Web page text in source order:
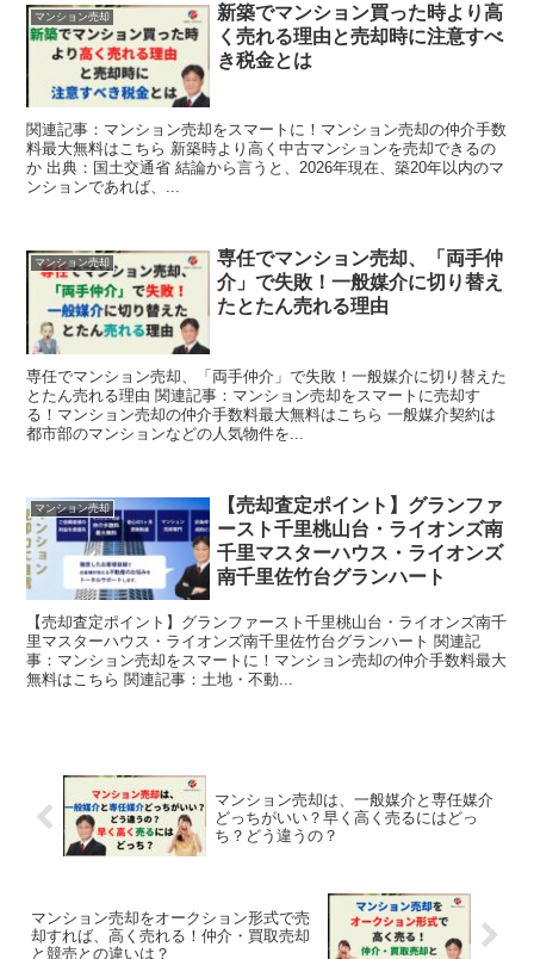
マンション売却
新築でマンション買った時より高
く売れる理由と売却時に注意すべ
き税金とは
関連記事：マンション売却をスマートに！マンション売却の仲介手数
料最大無料はこちら 新築時より高く中古マンションを売却できるの
か 出典：国土交通省 結論から言うと、2026年現在、築20年以内のマ
ンションであれば、...
マンション売却
専任でマンション売却、「両手仲
介」で失敗！一般媒介に切り替え
たとたん売れる理由
専任でマンション売却、「両手仲介」で失敗！一般媒介に切り替えた
とたん売れる理由 関連記事：マンション売却をスマートに売却す
る！マンション売却の仲介手数料最大無料はこちら 一般媒介契約は
都市部のマンションなどの人気物件を...
マンション売却
【売却査定ポイント】グランファ
ースト千里桃山台・ライオンズ南
千里マスターハウス・ライオンズ
南千里佐竹台グランハート
【売却査定ポイント】グランファースト千里桃山台・ライオンズ南千
里マスターハウス・ライオンズ南千里佐竹台グランハート 関連記
事：マンション売却をスマートに！マンション売却の仲介手数料最大
無料はこちら 関連記事：土地・不動...
マンション売却は、一般媒介と専任媒介
どっちがいい？早く高く売るにはどっ
ち？どう違うの？
マンション売却をオークション形式で売
却すれば、高く売れる！仲介・買取売却
と競売との違いは？